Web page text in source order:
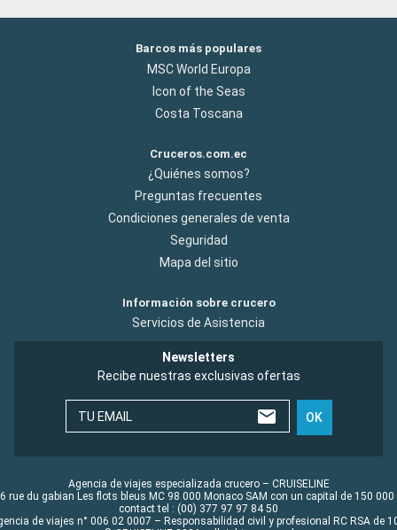
Barcos más populares
MSC World Europa
Icon of the Seas
Costa Toscana
Cruceros.com.ec
¿Quiénes somos?
Preguntas frecuentes
Condiciones generales de venta
Seguridad
Mapa del sitio
Información sobre crucero
Servicios de Asistencia
Newsletters
Recibe nuestras exclusivas ofertas
TU EMAIL OK
Agencia de viajes especializada crucero – CRUISELINE
rue du gabian Les flots bleus MC 98 000 Monaco SAM con un capital de 150 000
contact tel : (00) 377 97 97 84 50
de viajes n° 006 02 0007 – Responsabilidad civil y profesional RC RSA de